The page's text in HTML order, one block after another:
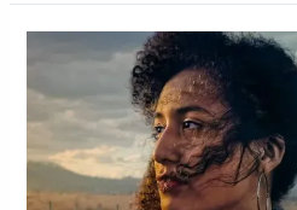
Suspenden
del
cortometraje
de
Riccy